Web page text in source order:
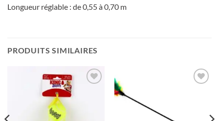
Longueur réglable : de 0,55 à 0,70 m
PRODUITS SIMILAIRES
AJOUTER
SOUHAITS